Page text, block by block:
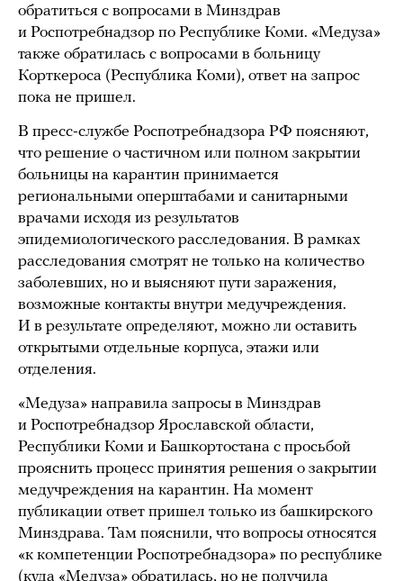
обратиться с вопросами в Минздрав
и Роспотребнадзор по Республике Коми. «Медуза»
также обратилась с вопросами в больницу
Корткероса (Республика Коми), ответ на запрос
пока не пришел.
В пресс-службе Роспотребнадзора РФ поясняют,
что решение о частичном или полном закрытии
больницы на карантин принимается
региональными оперштабами и санитарными
врачами исходя из результатов
эпидемиологического расследования. В рамках
расследования смотрят не только на количество
заболевших, но и выясняют пути заражения,
возможные контакты внутри медучреждения.
И в результате определяют, можно ли оставить
открытыми отдельные корпуса, этажи или
отделения.
«Медуза» направила запросы в Минздрав
и Роспотребнадзор Ярославской области,
Республики Коми и Башкортостана с просьбой
прояснить процесс принятия решения о закрытии
медучреждения на карантин. На момент
публикации ответ пришел только из башкирского
Минздрава. Там пояснили, что вопросы относятся
«к компетенции Роспотребнадзора» по республике
(куда «Медуза» обратилась, но не получила